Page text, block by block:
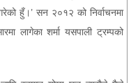
हुँ।’ सन २०१२ को निर्वाचनमा
लागेका शर्मा यसपाली ट्रम्पको